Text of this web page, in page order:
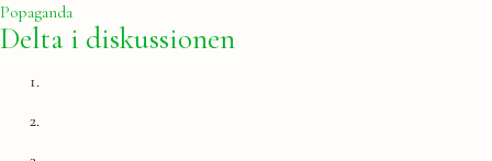
Popaganda
Delta i diskussionen